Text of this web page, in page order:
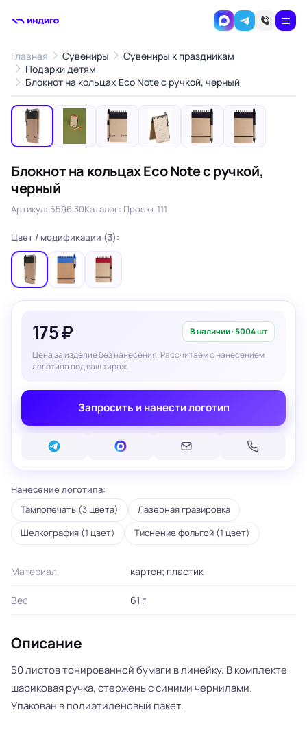
Главная Сувениры
Сувениры к праздникам
Подарки детям
Блокнот на кольцах Eco Note с ручкой, черный
‹ ›
Блокнот на кольцах Eco Note с ручкой,
черный
Артикул: 5596.30Каталог: Проект 111
Цвет / модификации (3):
175 ₽ В наличии · 5004 шт
Цена за изделие без нанесения. Рассчитаем с нанесением
логотипа под ваш тираж.
Запросить и нанести логотип
Нанесение логотипа:
Тампопечать (3 цвета)
Лазерная гравировка
Шелкография (1 цвет)
Тиснение фольгой (1 цвет)
Материал картон; пластик
Вес 61 г
Описание
50 листов тонированной бумаги в линейку. В комплекте
шариковая ручка, стержень с синими чернилами.
Упакован в полиэтиленовый пакет.